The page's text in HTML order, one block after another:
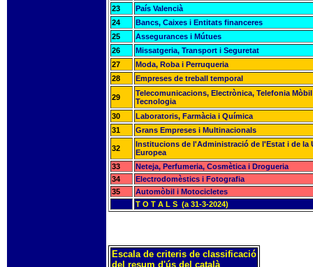
23
País Valencià
24
Bancs, Caixes i Entitats financeres
25
Assegurances i Mútues
26
Missatgeria, Transport i Seguretat
27
Moda, Roba i Perruqueria
28
Empreses de treball temporal
29
Telecomunicacions, Electrònica, Telefonia
Tecnologia
30
Laboratoris, Farmàcia i Química
31
Grans Empreses i Multinacionals
32
Institucions de l'Administració de l'Estat i de la
Europea
33
Neteja, Perfumeria, Cosmètica i Drogueria
34
Electrodomèstics i Fotografia
35
Automòbil i Motocicletes
T O T A L S (a 31-3-2024)
Escala de criteris de classificació
del resum d'ús del català